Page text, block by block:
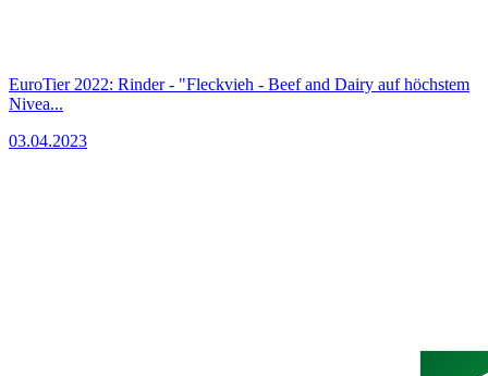
EuroTier 2022: Rinder - "Fleckvieh - Beef and Dairy auf höchstem
Nivea...
03.04.2023